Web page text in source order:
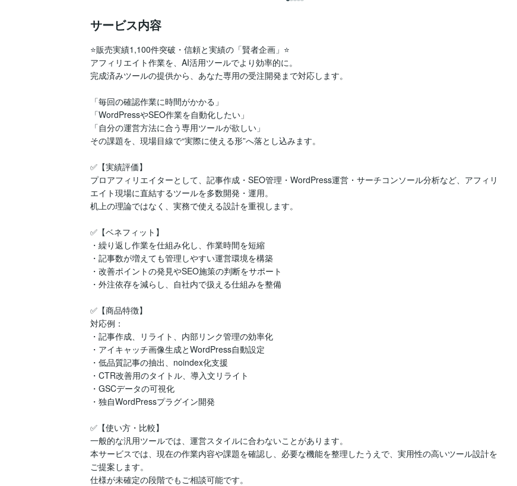
サービス内容
⭐️販売実績1,100件突破・信頼と実績の「賢者企画」⭐️
アフィリエイト作業を、AI活用ツールでより効率的に。
完成済みツールの提供から、あなた専用の受注開発まで対応します。
「毎回の確認作業に時間がかかる」
「WordPressやSEO作業を自動化したい」
「自分の運営方法に合う専用ツールが欲しい」
その課題を、現場目線で“実際に使える形”へ落とし込みます。
✅【実績評価】
プロアフィリエイターとして、記事作成・SEO管理・WordPress運営・サーチコンソール分析など、アフィリ
エイト現場に直結するツールを多数開発・運用。
机上の理論ではなく、実務で使える設計を重視します。
✅【ベネフィット】
・繰り返し作業を仕組み化し、作業時間を短縮
・記事数が増えても管理しやすい運営環境を構築
・改善ポイントの発見やSEO施策の判断をサポート
・外注依存を減らし、自社内で扱える仕組みを整備
✅【商品特徴】
対応例：
・記事作成、リライト、内部リンク管理の効率化
・アイキャッチ画像生成とWordPress自動設定
・低品質記事の抽出、noindex化支援
・CTR改善用のタイトル、導入文リライト
・GSCデータの可視化
・独自WordPressプラグイン開発
✅【使い方・比較】
一般的な汎用ツールでは、運営スタイルに合わないことがあります。
本サービスでは、現在の作業内容や課題を確認し、必要な機能を整理したうえで、実用性の高いツール設計を
ご提案します。
仕様が未確定の段階でもご相談可能です。